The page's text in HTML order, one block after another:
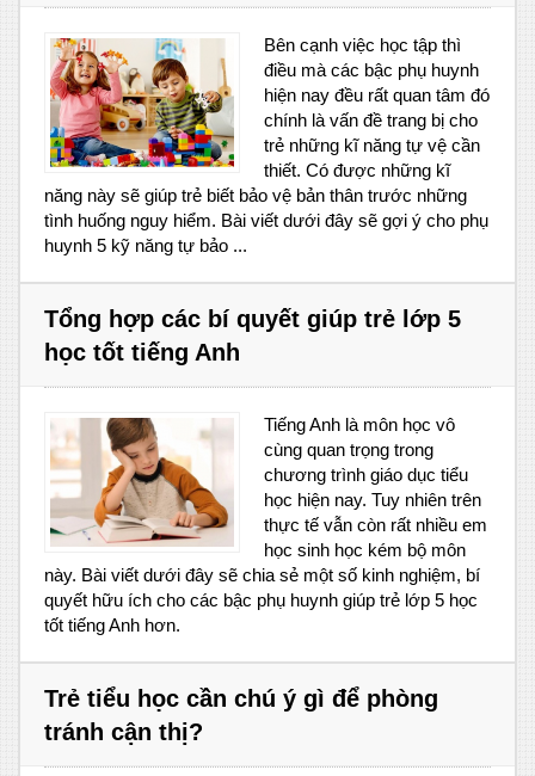
Bên cạnh việc học tập thì
điều mà các bậc phụ huynh
hiện nay đều rất quan tâm đó
chính là vấn đề trang bị cho
trẻ những kĩ năng tự vệ cần
thiết. Có được những kĩ
năng này sẽ giúp trẻ biết bảo vệ bản thân trước những
tình huống nguy hiểm. Bài viết dưới đây sẽ gợi ý cho phụ
huynh 5 kỹ năng tự bảo ...
Tổng hợp các bí quyết giúp trẻ lớp 5
học tốt tiếng Anh
Tiếng Anh là môn học vô
cùng quan trọng trong
chương trình giáo dục tiểu
học hiện nay. Tuy nhiên trên
thực tế vẫn còn rất nhiều em
học sinh học kém bộ môn
này. Bài viết dưới đây sẽ chia sẻ một số kinh nghiệm, bí
quyết hữu ích cho các bậc phụ huynh giúp trẻ lớp 5 học
tốt tiếng Anh hơn.
Trẻ tiểu học cần chú ý gì để phòng
tránh cận thị?